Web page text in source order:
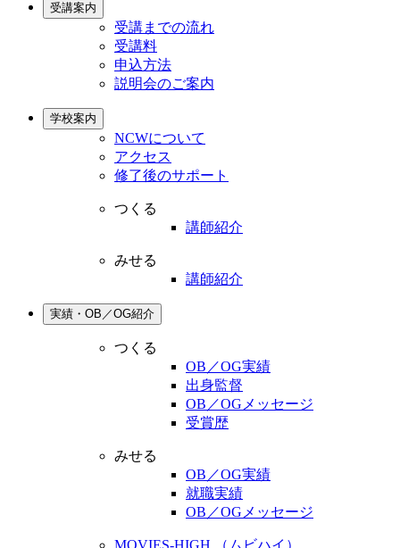
受講案内
受講までの流れ
受講料
申込方法
説明会のご案内
学校案内
NCWについて
アクセス
修了後のサポート
つくる
講師紹介
みせる
講師紹介
実績・OB／OG紹介
つくる
OB／OG実績
出身監督
OB／OGメッセージ
受賞歴
みせる
OB／OG実績
就職実績
OB／OGメッセージ
MOVIES-HIGH （ムビハイ）